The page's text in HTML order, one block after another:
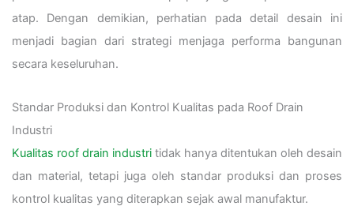
atap. Dengan demikian, perhatian pada detail desain ini
menjadi bagian dari strategi menjaga performa bangunan
secara keseluruhan.
Standar Produksi dan Kontrol Kualitas pada Roof Drain
Industri
Kualitas roof drain industri tidak hanya ditentukan oleh desain
dan material, tetapi juga oleh standar produksi dan proses
kontrol kualitas yang diterapkan sejak awal manufaktur.